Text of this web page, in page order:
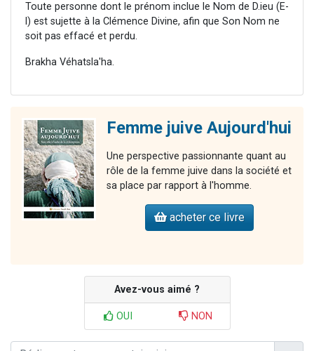
Toute personne dont le prénom inclue le Nom de D.ieu (E-
l) est sujette à la Clémence Divine, afin que Son Nom ne
soit pas effacé et perdu.
Brakha Véhatsla'ha.
Femme juive Aujourd'hui
Une perspective passionnante quant au
rôle de la femme juive dans la société et
sa place par rapport à l'homme.
acheter ce livre
Avez-vous aimé ?
OUI NON